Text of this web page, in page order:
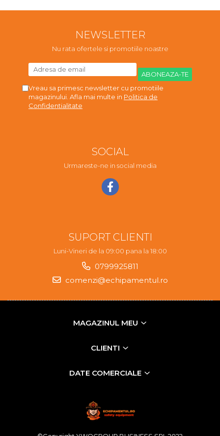
NEWSLETTER
Nu rata ofertele si promotiile noastre
Vreau sa primesc newsletter cu promotiile
magazinului. Afla mai multe in Politica de
Confidentialitate
SOCIAL
Urmareste-ne in social media
SUPORT CLIENTI
Luni-Vineri de la 09:00 pana la 18:00
0799925811
comenzi@echipamentul.ro
MAGAZINUL MEU
CLIENTI
DATE COMERCIALE